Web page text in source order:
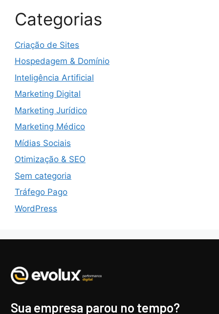
Categorias
Criação de Sites
Hospedagem & Domínio
Inteligência Artificial
Marketing Digital
Marketing Jurídico
Marketing Médico
Mídias Sociais
Otimização & SEO
Sem categoria
Tráfego Pago
WordPress
Sua empresa parou no tempo?